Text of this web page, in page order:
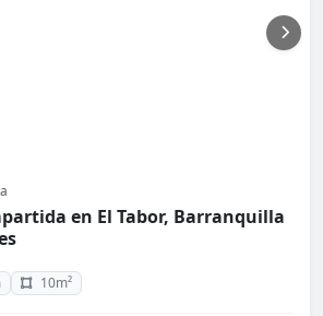
en El Tabor, Barranquilla
10m²